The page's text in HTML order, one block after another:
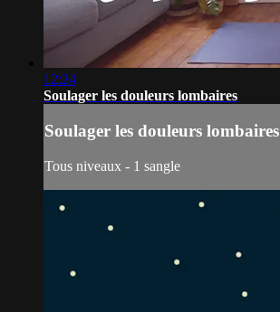
12:24
Soulager les douleurs lombaires
Soulager les douleurs lombaires
Tous niveaux - 1 sangle